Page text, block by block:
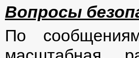
Вопросы
По